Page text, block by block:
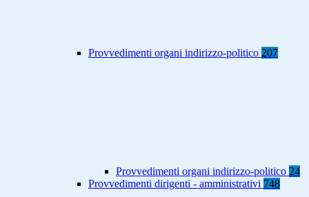
Provvedimenti organi indirizzo-politico 207
Provvedimenti organi indirizzo-politico 24
Provvedimenti dirigenti - amministrativi 748